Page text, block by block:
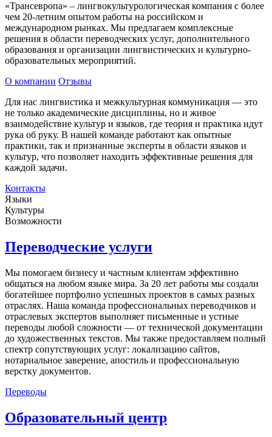
«Трансевропа» – лингвокультурологическая компания с более
чем 20-летним опытом работы на российском и
международном рынках. Мы предлагаем комплексные
решения в области переводческих услуг, дополнительного
образования и организации лингвистических и культурно-
образовательных мероприятий.
О компании Отзывы
Для нас лингвистика и межкультурная коммуникация — это
не только академические дисциплины, но и живое
взаимодействие культур и языков, где теория и практика идут
рука об руку. В нашей команде работают как опытные
практики, так и признанные эксперты в области языков и
культур, что позволяет находить эффективные решения для
каждой задачи.
Контакты
Языки
Культуры
Возможности
Переводческие услуги
Мы помогаем бизнесу и частным клиентам эффективно
общаться на любом языке мира. За 20 лет работы мы создали
богатейшее портфолио успешных проектов в самых разных
отраслях. Наша команда профессиональных переводчиков и
отраслевых экспертов выполняет письменные и устные
переводы любой сложности — от технической документации
до художественных текстов. Мы также предоставляем полный
спектр сопутствующих услуг: локализацию сайтов,
нотариальное заверение, апостиль и профессиональную
верстку документов.
Переводы
Образовательный центр